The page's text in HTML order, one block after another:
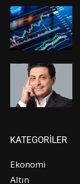
KATEGORİLER
Ekonomi
Altın